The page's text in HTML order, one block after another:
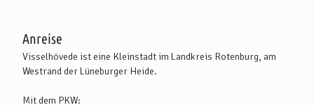
Anreise
Visselhövede ist eine Kleinstadt im Landkreis Rotenburg, am
Westrand der Lüneburger Heide.
Mit dem PKW: